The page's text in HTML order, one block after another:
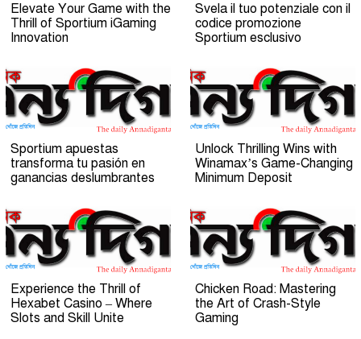
Elevate Your Game with the
Thrill of Sportium iGaming
Innovation
Svela il tuo potenziale con il
codice promozione
Sportium esclusivo
Sportium apuestas
transforma tu pasión en
ganancias deslumbrantes
Unlock Thrilling Wins with
Winamax’s Game-Changing
Minimum Deposit
Experience the Thrill of
Hexabet Casino – Where
Slots and Skill Unite
Chicken Road: Mastering
the Art of Crash-Style
Gaming